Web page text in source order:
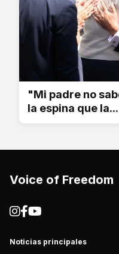
"Mi padre no
la espina que la...
Voice of Freedom
Noticias principales